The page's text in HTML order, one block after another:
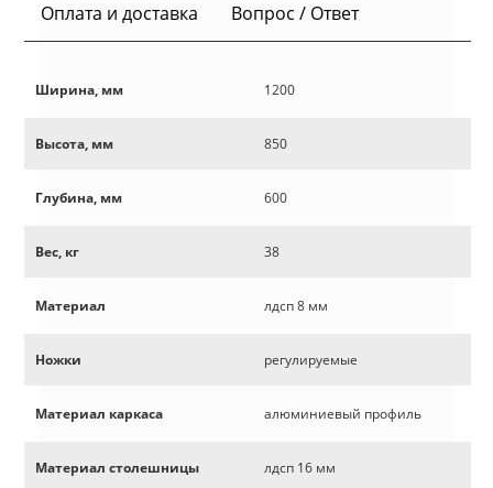
Оплата и доставка
Вопрос / Ответ
Ширина, мм 1200
Высота, мм 850
Глубина, мм 600
Вес, кг 38
Материал лдсп 8 мм
Ножки регулируемые
Материал каркаса алюминиевый профиль
Материал столешницы лдсп 16 мм